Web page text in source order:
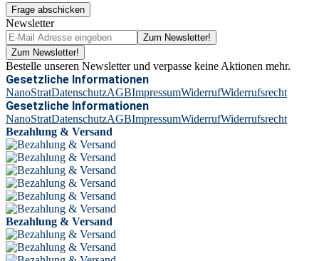
Frage abschicken
Newsletter
Zum Newsletter!
Zum Newsletter!
Bestelle unseren Newsletter und verpasse keine Aktionen mehr.
Gesetzliche Informationen
NanoStratDatenschutzAGBImpressumWiderrufWiderrufsrecht
Gesetzliche Informationen
NanoStratDatenschutzAGBImpressumWiderrufWiderrufsrecht
Bezahlung & Versand
Bezahlung & Versand